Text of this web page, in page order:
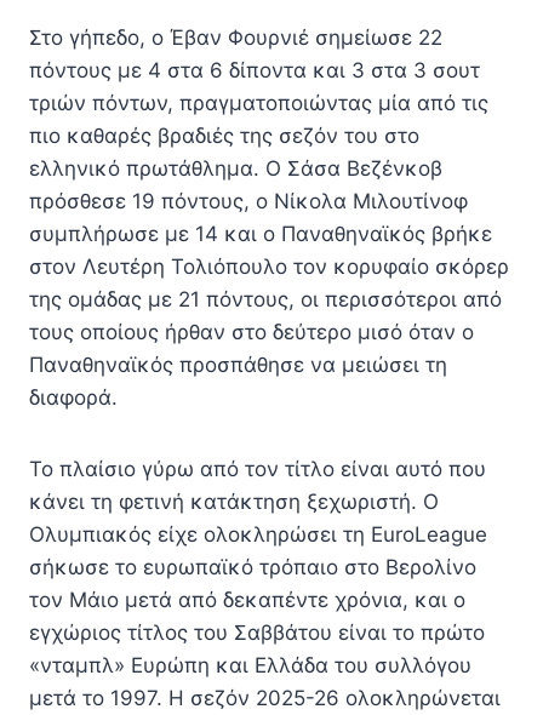
Στο γήπεδο, ο Έβαν Φουρνιέ σημείωσε 22
πόντους με 4 στα 6 δίποντα και 3 στα 3 σουτ
τριών πόντων, πραγματοποιώντας μία από τις
πιο καθαρές βραδιές της σεζόν του στο
ελληνικό πρωτάθλημα. Ο Σάσα Βεζένκοβ
πρόσθεσε 19 πόντους, ο Νίκολα Μιλουτίνοφ
συμπλήρωσε με 14 και ο Παναθηναϊκός βρήκε
στον Λευτέρη Τολιόπουλο τον κορυφαίο σκόρερ
της ομάδας με 21 πόντους, οι περισσότεροι από
τους οποίους ήρθαν στο δεύτερο μισό όταν ο
Παναθηναϊκός προσπάθησε να μειώσει τη
διαφορά.
Το πλαίσιο γύρω από τον τίτλο είναι αυτό που
κάνει τη φετινή κατάκτηση ξεχωριστή. Ο
Ολυμπιακός είχε ολοκληρώσει τη EuroLeague
σήκωσε το ευρωπαϊκό τρόπαιο στο Βερολίνο
τον Μάιο μετά από δεκαπέντε χρόνια, και ο
εγχώριος τίτλος του Σαββάτου είναι το πρώτο
«νταμπλ» Ευρώπη και Ελλάδα του συλλόγου
μετά το 1997. Η σεζόν 2025-26 ολοκληρώνεται